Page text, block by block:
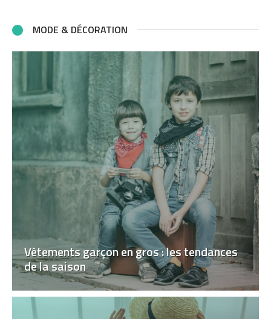
MODE & DÉCORATION
Vêtements garçon en gros : les tendances
de la saison